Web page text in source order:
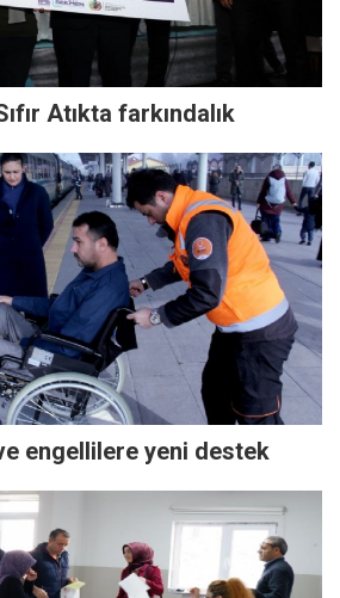
Atıkta farkındalık
engellilere yeni destek